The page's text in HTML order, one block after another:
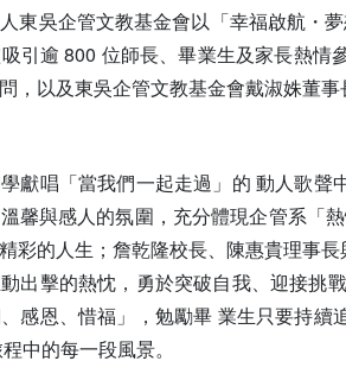
東吳企管文教基金會以「幸福啟航・
引逾 800 位師長、畢業生及家長熱
，以及東吳企管文教基金會戴淑姝董
獻唱「當我們一起走過」的 動人歌
馨與感人的氛圍，充分體現企管系「
彩的人生；詹乾隆校長、陳惠貴理事
出擊的熱忱，勇於突破自我、迎接挑
感恩、惜福」，勉勵畢 業生只要持
中的每一段風景。